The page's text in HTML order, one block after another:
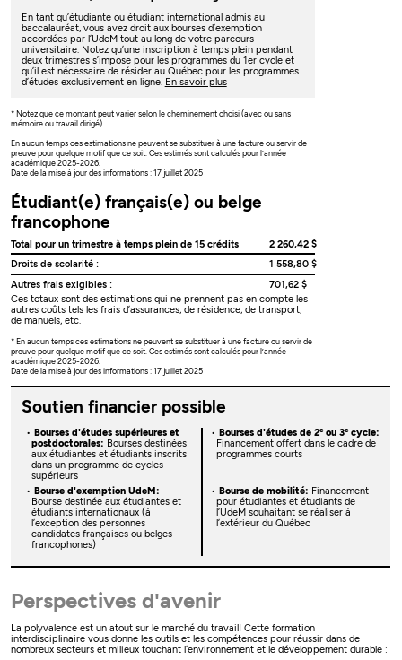
En tant qu’étudiante ou étudiant international admis au
baccalauréat, vous avez droit aux bourses d’exemption
accordées par l’UdeM tout au long de votre parcours
universitaire. Notez qu’une inscription à temps plein pendant
deux trimestres s’impose pour les programmes du 1er cycle et
qu’il est nécessaire de résider au Québec pour les programmes
d’études exclusivement en ligne. En savoir plus
* Notez que ce montant peut varier selon le cheminement choisi (avec ou sans
mémoire ou travail dirigé).
En aucun temps ces estimations ne peuvent se substituer à une facture ou servir de
preuve pour quelque motif que ce soit. Ces estimés sont calculés pour l’année
académique 2025-2026.
Date de la mise à jour des informations : 17 juillet 2025
Étudiant(e) français(e) ou belge
francophone
Total pour un trimestre à temps plein de 15 crédits
2 260,42 $
Droits de scolarité :
1 558,80 $
Autres frais exigibles :
701,62 $
Ces totaux sont des estimations qui ne prennent pas en compte les
autres coûts tels les frais d’assurances, de résidence, de transport,
de manuels, etc.
* En aucun temps ces estimations ne peuvent se substituer à une facture ou servir de
preuve pour quelque motif que ce soit. Ces estimés sont calculés pour l’année
académique 2025-2026.
Date de la mise à jour des informations : 17 juillet 2025
Soutien financier possible
Bourses d'études supérieures et
postdoctorales: Bourses destinées
aux étudiantes et étudiants inscrits
dans un programme de cycles
supérieurs
Bourses d'études de 2eou 3ecycle:
Financement offert dans le cadre de
programmes courts
Bourse d'exemption UdeM:
Bourse destinée aux étudiantes et
étudiants internationaux (à
l’exception des personnes
candidates françaises ou belges
francophones)
Bourse de mobilité: Financement
pour étudiantes et étudiants de
l’UdeM souhaitant se réaliser à
l’extérieur du Québec
Perspectives d'avenir
La polyvalence est un atout sur le marché du travail! Cette formation
interdisciplinaire vous donne les outils et les compétences pour réussir dans de
nombreux secteurs et milieux touchant l’environnement et le développement durable :